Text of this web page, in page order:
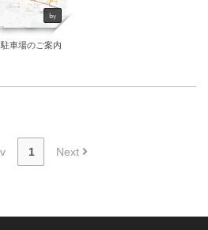
by
駐車場のご案内
1 Next